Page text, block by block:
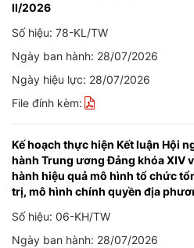
II/2026
Số hiệu: 78-KL/TW
Ngày ban hành: 28/07/2026
Ngày hiệu lực: 28/07/2026
File đính kèm:
Kế hoạch thực hiện Kết luận Hội
hành Trung ương Đảng khóa XIV
hành hiệu quả mô hình tổ chức
trị, mô hình chính quyền địa
Số hiệu: 06-KH/TW
Ngày ban hành: 28/07/2026